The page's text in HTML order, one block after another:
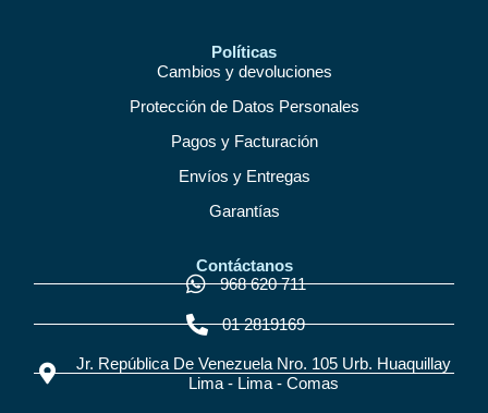
Políticas
Cambios y devoluciones
Protección de Datos Personales
Pagos y Facturación
Envíos y Entregas
Garantías
Contáctanos
968 620 711
01 2819169
Jr. República De Venezuela Nro. 105 Urb. Huaquillay
Lima - Lima - Comas